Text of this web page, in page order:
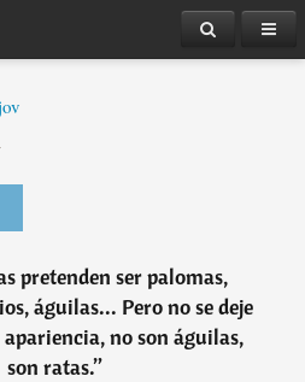
pretenden ser palomas,
águilas... Pero no se deje
no son águilas,
son ratas.”